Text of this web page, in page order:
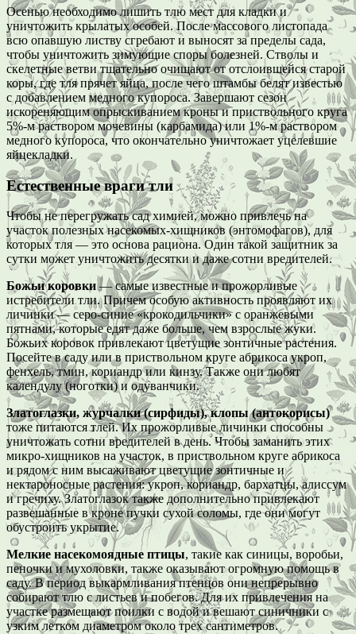
Осенью необходимо лишить тлю мест для кладки и
уничтожить крылатых особей. После массового листопада
всю опавшую листву сгребают и выносят за пределы сада,
чтобы уничтожить зимующие споры болезней. Стволы и
скелетные ветви тщательно очищают от отслоившейся старой
коры, где тля прячет яйца, после чего штамбы белят известью
с добавлением медного купороса. Завершают сезон
искореняющим опрыскиванием кроны и приствольного круга
5%-м раствором мочевины (карбамида) или 1%-м раствором
медного купороса, что окончательно уничтожает уцелевшие
яйцекладки.
Естественные враги тли
Чтобы не перегружать сад химией, можно привлечь на
участок полезных насекомых-хищников (энтомофагов), для
которых тля — это основа рациона. Один такой защитник за
сутки может уничтожить десятки и даже сотни вредителей.
Божьи коровки— самые известные и прожорливые
истребители тли. Причем особую активность проявляют их
личинки — серо-синие «крокодильчики» с оранжевыми
пятнами, которые едят даже больше, чем взрослые жуки.
Божьих коровок привлекают цветущие зонтичные растения.
Посейте в саду или в приствольном круге абрикоса укроп,
фенхель, тмин, кориандр или кинзу. Также они любят
календулу (ноготки) и одуванчики.
Златоглазки, журчалки (сирфиды), клопы (антокорисы)
тоже питаются тлей. Их прожорливые личинки способны
уничтожать сотни вредителей в день. Чтобы заманить этих
микро-хищников на участок, в приствольном круге абрикоса
и рядом с ним высаживают цветущие зонтичные и
нектароносные растения: укроп, кориандр, бархатцы, алиссум
и гречиху. Златоглазок также дополнительно привлекают
развешанные в кроне пучки сухой соломы, где они могут
обустроить укрытие.
Мелкие насекомоядные птицы, такие как синицы, воробьи,
пеночки и мухоловки, также оказывают огромную помощь в
саду. В период выкармливания птенцов они непрерывно
собирают тлю с листьев и побегов. Для их привлечения на
участке размещают поилки с водой и вешают синичники с
узким летком диаметром около трех сантиметров.